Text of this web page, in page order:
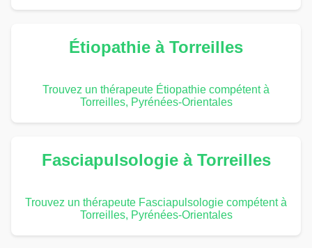
Étiopathie à Torreilles
Trouvez un thérapeute Étiopathie compétent à
Torreilles, Pyrénées-Orientales
Fasciapulsologie à Torreilles
Trouvez un thérapeute Fasciapulsologie compétent à
Torreilles, Pyrénées-Orientales